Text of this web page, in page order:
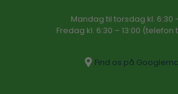
Mandag til torsdag kl. 6:30
Fredag kl. 6:30 – 13:00 (telefon
Find os på